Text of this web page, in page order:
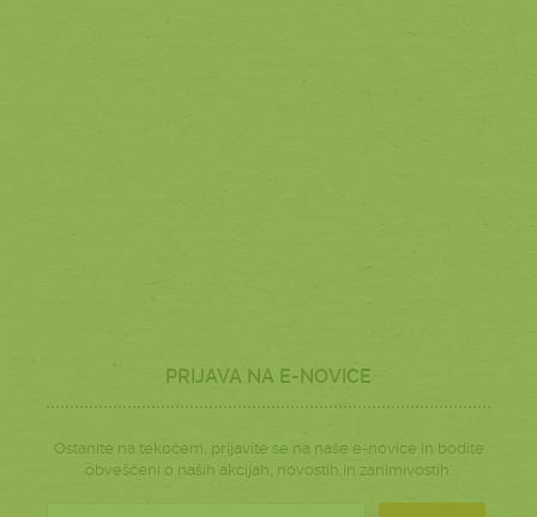
PRIJAVA NA E-NOVICE
Ostanite na tekočem, prijavite se na naše e-novice in bodite
obveščeni o naših akcijah, novostih in zanimivostih.